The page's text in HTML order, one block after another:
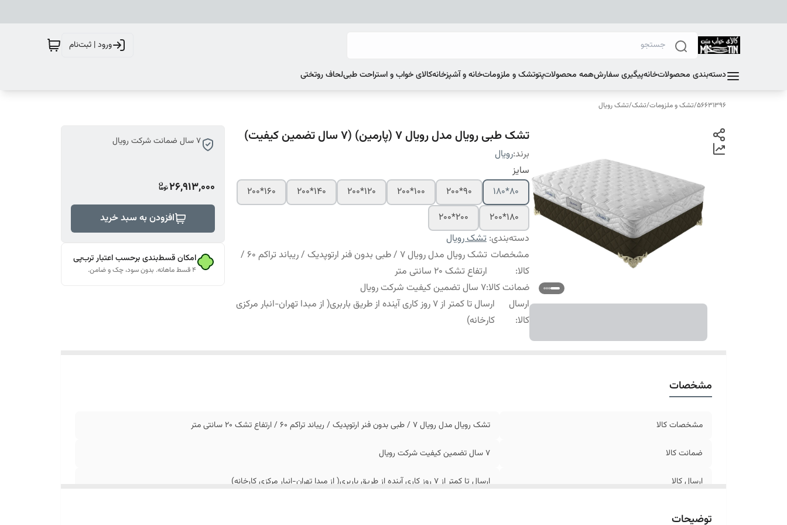
ورود | ثبت‌نام
دسته‌بندی محصولاتخانهپیگیری سفارشهمه محصولاتپتوتشک و ملزوماتخانه و آشپزخانهکالای خواب و استراحت طبیلحاف روتختی
56631396
/تشک و ملزومات/تشک/تشک رویال
تشک طبی رویال مدل رویال 7 (پارمین) (7 سال تضمین کیفیت)
برند:رویال
سایز
80*180
90*200
100*200
120*200
140*200
160*200
180*200
200*200
دسته‌بندی: تشک رویال
مشخصات
کالا:
تشک رویال مدل رویال 7 / طبی بدون فنر ارتوپدیک / ریباند تراکم 60 /
ارتفاع تشک 20 سانتی متر
ضمانت کالا:7 سال تضمین کیفیت شرکت رویال
ارسال
کالا:
ارسال تا کمتر از 7 روز کاری آینده از طریق باربری( از مبدا تهران-انبار مرکزی
کارخانه)
7 سال ضمانت شرکت رویال
26,913,000
افزودن به سبد خرید
امکان قسط‌بندی برحسب اعتبار ترب‌پی
۴ قسط ماهانه. بدون سود، چک و ضامن.
مشخصات
مشخصات کالا تشک رویال مدل رویال 7 / طبی بدون فنر ارتوپدیک / ریباند تراکم 60 / ارتفاع تشک 20 سانتی متر
ضمانت کالا 7 سال تضمین کیفیت شرکت رویال
ارسال کالا ارسال تا کمتر از 7 روز کاری آینده از طریق باربری( از مبدا تهران-انبار مرکزی کارخانه)
توضیحات